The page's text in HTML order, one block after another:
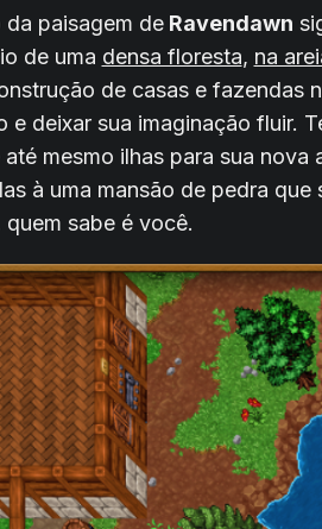
paisagem de Ravendawn
de uma densa floresta, na
de casas e fazendas
deixar sua imaginação fluir.
mesmo ilhas para sua nova
à uma mansão de pedra que
sabe é você.